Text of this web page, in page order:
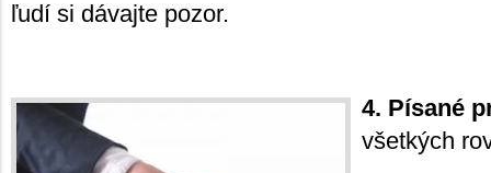
ľudí si dávajte pozor.
4. Písané
všetkých